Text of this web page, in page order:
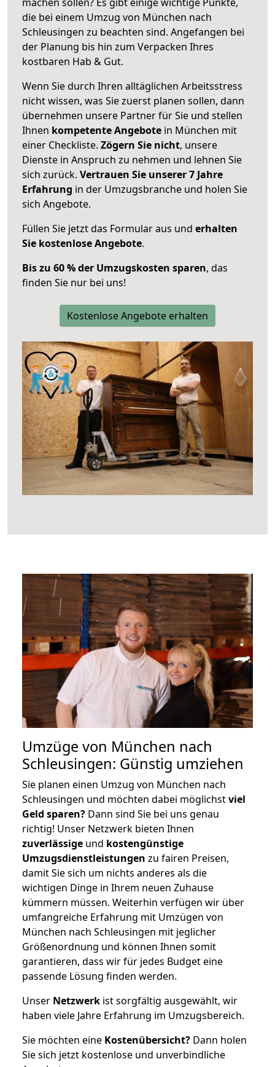
die bei einem Umzug von München nach
Schleusingen zu beachten sind. Angefangen bei
der Planung bis hin zum Verpacken Ihres
kostbaren Hab & Gut.
Wenn Sie durch Ihren alltäglichen Arbeitsstress
nicht wissen, was Sie zuerst planen sollen, dann
übernehmen unsere Partner für Sie und stellen
Ihnen kompetente Angebote in München mit
einer Checkliste. Zögern Sie nicht, unsere
Dienste in Anspruch zu nehmen und lehnen Sie
sich zurück. Vertrauen Sie unserer 7 Jahre
Erfahrung in der Umzugsbranche und holen Sie
sich Angebote.
Füllen Sie jetzt das Formular aus und erhalten
Sie kostenlose Angebote.
Bis zu 60 % der Umzugskosten sparen, das
finden Sie nur bei uns!
Kostenlose Angebote erhalten
Umzüge von München nach
Schleusingen: Günstig umziehen
Sie planen einen Umzug von München nach
Schleusingen und möchten dabei möglichstviel
Geld sparen? Dann sind Sie bei uns genau
richtig! Unser Netzwerk bieten Ihnen
zuverlässige und kostengünstige
Umzugsdienstleistungen zu fairen Preisen,
damit Sie sich um nichts anderes als die
wichtigen Dinge in Ihrem neuen Zuhause
kümmern müssen. Weiterhin verfügen wir über
umfangreiche Erfahrung mit Umzügen von
München nach Schleusingen mit jeglicher
Größenordnung und können Ihnen somit
garantieren, dass wir für jedes Budget eine
passende Lösung finden werden.
Unser Netzwerk ist sorgfältig ausgewählt, wir
haben viele Jahre Erfahrung im Umzugsbereich.
Sie möchten eine Kostenübersicht? Dann holen
Sie sich jetzt kostenlose und unverbindliche